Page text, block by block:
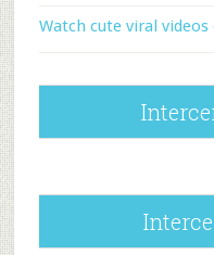
Watch cute viral videos